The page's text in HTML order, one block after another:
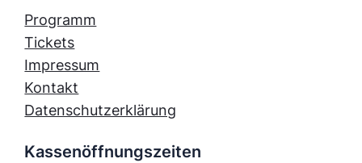
Programm
Tickets
Impressum
Kontakt
Datenschutzerklärung
Kassenöffnungszeiten